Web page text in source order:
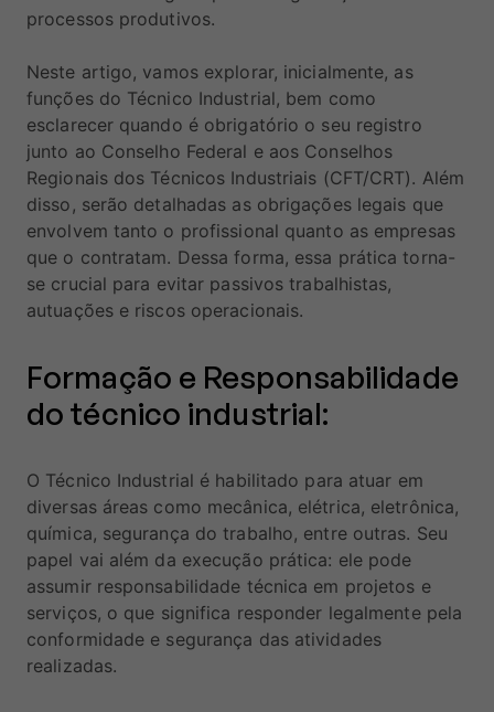
processos produtivos.
Neste artigo, vamos explorar, inicialmente, as
funções do Técnico Industrial, bem como
esclarecer quando é obrigatório o seu registro
junto ao Conselho Federal e aos Conselhos
Regionais dos Técnicos Industriais (CFT/CRT). Além
disso, serão detalhadas as obrigações legais que
envolvem tanto o profissional quanto as empresas
que o contratam. Dessa forma, essa prática torna-
se crucial para evitar passivos trabalhistas,
autuações e riscos operacionais.
Formação e Responsabilidade
do técnico industrial:
O Técnico Industrial é habilitado para atuar em
diversas áreas como mecânica, elétrica, eletrônica,
química, segurança do trabalho, entre outras. Seu
papel vai além da execução prática: ele pode
assumir responsabilidade técnica em projetos e
serviços, o que significa responder legalmente pela
conformidade e segurança das atividades
realizadas.